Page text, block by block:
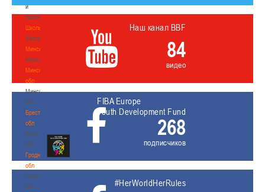
и
партнеры
Школы
Школы
Минск
Минск
Минская
обл
Минская
обл
Брестская
обл
Брестская
обл
Гродненская
обл
Гродненская
обл
Наш канал BBF
84
видео
FIBA Europe
Youth Development Fund
268
подписчиков
#HerWorldHerRules